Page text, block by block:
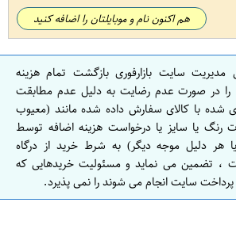
هم اکنون نام و موبایلتان را اضافه کنید
مدیریت سایت بازارفوری بازگشت تمام هزینه
را در صورت عدم رضایت به دلیل عدم مطابقت
شده با کالای سفارش داده شده مانند (معیوب
رنگ یا سایز یا درخواست هزینه اضافه توسط
هر دلیل موجه دیگر) به شرط خرید از درگاه
، تضمین می نماید و مسئولیت خریدهایی که
پرداخت سایت انجام می شوند را نمی پذیرد.